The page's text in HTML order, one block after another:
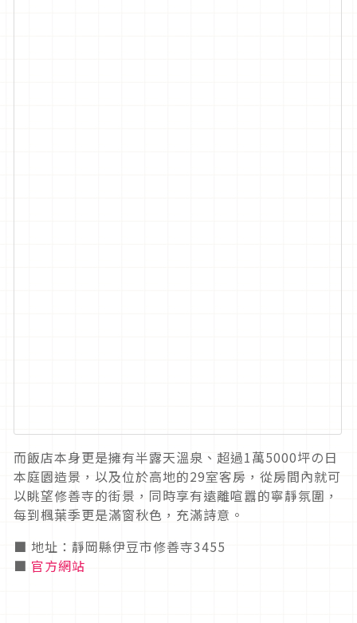
而飯店本身更是擁有半露天溫泉、超過1萬5000坪の日
本庭園造景，以及位於高地的29室客房，從房間內就可
以眺望修善寺的街景，同時享有遠離喧囂的寧靜氛圍，
每到楓葉季更是滿窗秋色，充滿詩意。
■ 地址：靜岡縣伊豆市修善寺3455
■ 官方網站